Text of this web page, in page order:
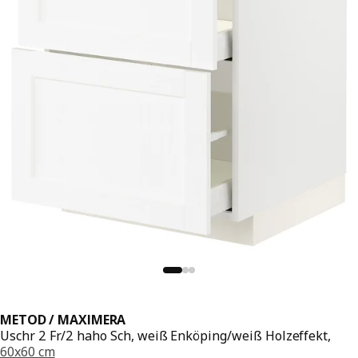
METOD / MAXIMERA
Uschr 2 Fr/2 haho Sch, weiß Enköping/weiß Holzeffekt,
60x60 cm